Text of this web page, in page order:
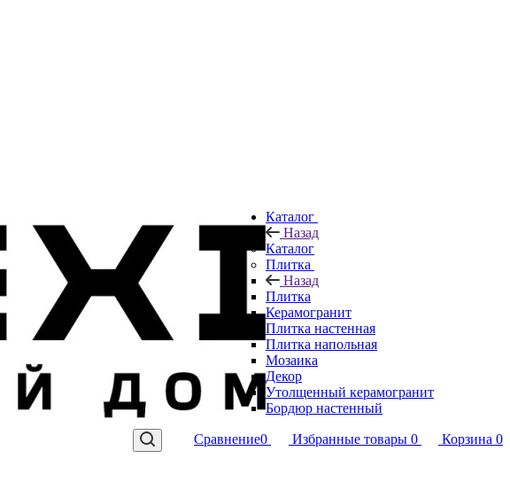
Сравнение0 Избранные товары 0 Корзина 0
Каталог
Назад
Каталог
Плитка
Назад
Плитка
Керамогранит
Плитка настенная
Плитка напольная
Мозаика
Декор
Утолщенный керамогранит
Бордюр настенный